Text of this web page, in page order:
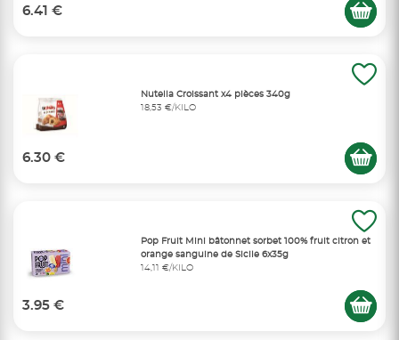
6.41 €
Nutella Croissant x4 pièces 340g
18,53 €/KILO
6.30 €
Pop Fruit Mini bâtonnet sorbet 100% fruit citron et
orange sanguine de Sicile 6x35g
14,11 €/KILO
3.95 €